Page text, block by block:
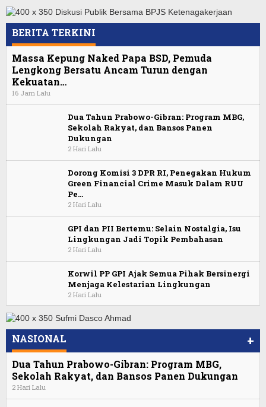
BERITA TERKINI
Massa Kepung Naked Papa BSD, Pemuda
Lengkong Bersatu Ancam Turun dengan
Kekuatan…
16 Jam Lalu
Dua Tahun Prabowo-Gibran: Program MBG,
Sekolah Rakyat, dan Bansos Panen
Dukungan
2 Hari Lalu
Dorong Komisi 3 DPR RI, Penegakan Hukum
Green Financial Crime Masuk Dalam RUU
Pe…
2 Hari Lalu
GPI dan PII Bertemu: Selain Nostalgia, Isu
Lingkungan Jadi Topik Pembahasan
2 Hari Lalu
Korwil PP GPI Ajak Semua Pihak Bersinergi
Menjaga Kelestarian Lingkungan
2 Hari Lalu
NASIONAL +
Dua Tahun Prabowo-Gibran: Program MBG,
Sekolah Rakyat, dan Bansos Panen Dukungan
2 Hari Lalu